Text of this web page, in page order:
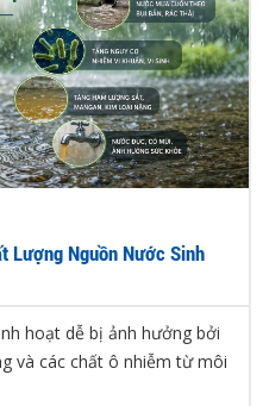
Lượng Nguồn Nước Sinh
hoạt dễ bị ảnh hưởng bởi
và các chất ô nhiễm từ môi